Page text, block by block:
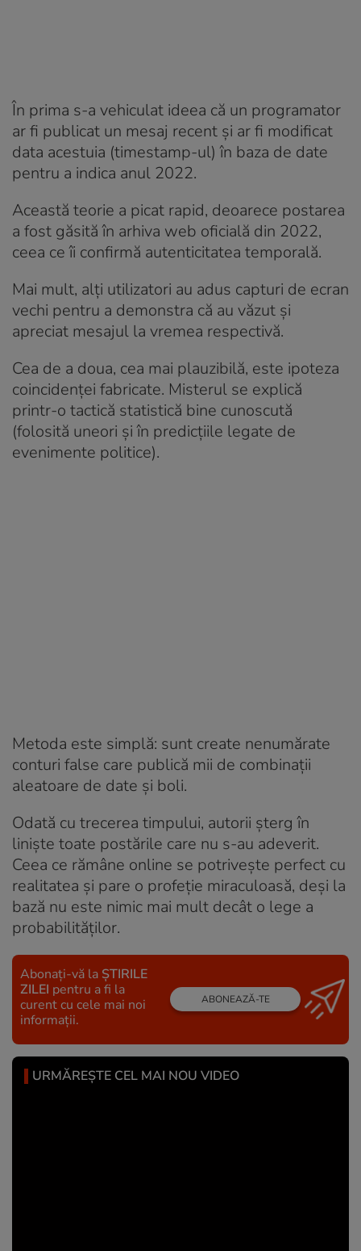
În prima s-a vehiculat ideea că un programator
ar fi publicat un mesaj recent și ar fi modificat
data acestuia (timestamp-ul) în baza de date
pentru a indica anul 2022.
Această teorie a picat rapid, deoarece postarea
a fost găsită în arhiva web oficială din 2022,
ceea ce îi confirmă autenticitatea temporală.
Mai mult, alți utilizatori au adus capturi de ecran
vechi pentru a demonstra că au văzut și
apreciat mesajul la vremea respectivă.
Cea de a doua, cea mai plauzibilă, este ipoteza
coincidenței fabricate. Misterul se explică
printr-o tactică statistică bine cunoscută
(folosită uneori și în predicțiile legate de
evenimente politice).
Metoda este simplă: sunt create nenumărate
conturi false care publică mii de combinații
aleatoare de date și boli.
Odată cu trecerea timpului, autorii șterg în
liniște toate postările care nu s-au adeverit.
Ceea ce rămâne online se potrivește perfect cu
realitatea și pare o profeție miraculoasă, deși la
bază nu este nimic mai mult decât o lege a
probabilităților.
Abonați-vă la ȘTIRILE
ZILEI pentru a fi la
curent cu cele mai noi
informații.
ABONEAZĂ-TE
URMĂREȘTE CEL MAI NOU VIDEO